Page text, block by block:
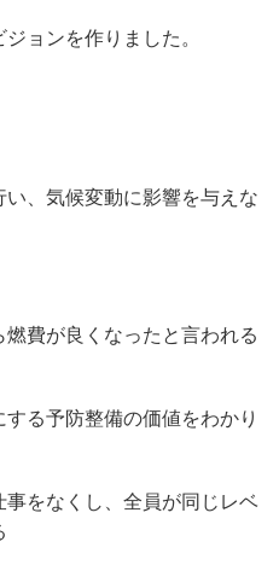
ョンを作りました。
、気候変動に影響を与えな
費が良くなったと言われる
る予防整備の価値をわかり
をなくし、全員が同じレベ